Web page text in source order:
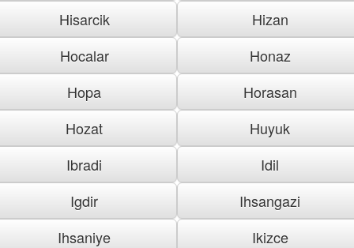
Hisarcik
Hizan
Hocalar
Honaz
Hopa
Horasan
Hozat
Huyuk
Ibradi
Idil
Igdir
Ihsangazi
Ihsaniye
Ikizce